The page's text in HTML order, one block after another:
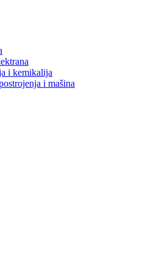
i kemikalija
i mašina